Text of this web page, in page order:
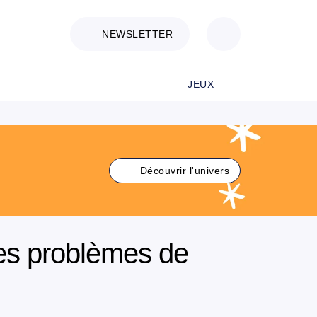
NEWSLETTER
JEUX
Découvrir l'univers
problèmes de